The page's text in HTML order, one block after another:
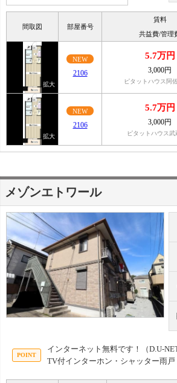
間取図 部屋番号
賃料
共益費/管理
NEW
2106
5.7万円
3,000円
ピタットハウス阿
NEW
2106
5.7万円
3,000円
ピタットハウス武
メゾンエトワール
インターネット無料です！（D.U-
TV付インターホン・シャッター雨